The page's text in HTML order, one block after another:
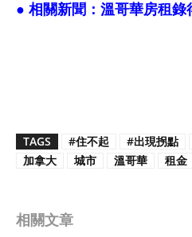
● 相關新聞： 溫哥華房租錄
TAGS #住不起 #出現拐點
加拿大
城市 溫哥華 租金
相關文章